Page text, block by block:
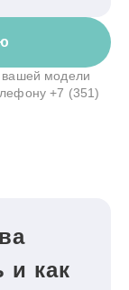
вашей модели
+7 (351)
и как